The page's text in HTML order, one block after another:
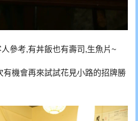
參考,有丼飯也有壽司,生魚片~
有機會再來試試花見小路的招牌勝